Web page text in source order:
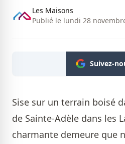
Les Maisons
Publié le lundi 28
Suivez-
Sise sur un terrain boisé
de Sainte-Adèle dans les
charmante demeure que